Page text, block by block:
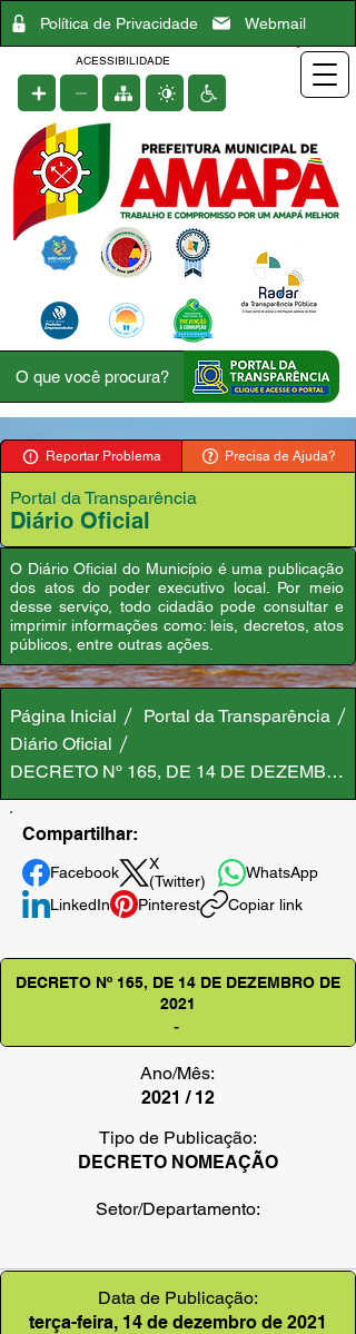
Política de Privacidade Webmail
ACESSIBILIDADE
Reportar Problema Precisa de Ajuda?
Portal da Transparência
Diário Oficial
O Diário Oficial do Município é uma publicação
dos atos do poder executivo local. Por meio
desse serviço, todo cidadão pode consultar e
imprimir informações como: leis, decretos, atos
públicos, entre outras ações.
Página Inicial
Portal da Transparência
Diário Oficial
DECRETO Nº 165, DE 14 DE DEZEMBRO
Compartilhar:
Facebook
X
(Twitter)
WhatsApp
LinkedIn
Pinterest Copiar link
DECRETO Nº 165, DE 14 DE DEZEMBRO DE
2021
-
Ano/Mês:
2021 / 12
Tipo de Publicação:
DECRETO NOMEAÇÃO
Setor/Departamento:
Data de Publicação:
terça-feira, 14 de dezembro de 2021